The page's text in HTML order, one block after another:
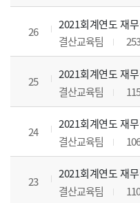
26
2021회계연도 재
결산교육팀
253
25
2021회계연도 재
결산교육팀
115
24
2021회계연도 재
결산교육팀
106
23
2021회계연도 재
결산교육팀
110